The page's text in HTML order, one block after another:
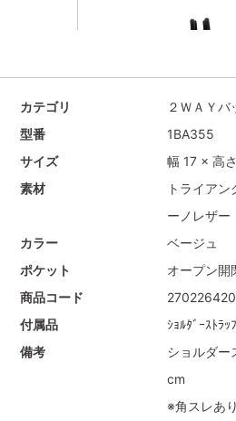
カテゴリ
２ＷＡＹバ
型番
1BA355
サイズ
幅 17 × 高
素材
トライア
ーノレザー
カラー
ベージュ
ポケット
オープン
商品コード
付属品
ｼｮﾙﾀﾞｰｽﾄﾗｯ
備考
ショルダー
cm
※角スレあり